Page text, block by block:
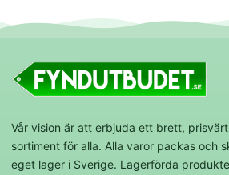
Vår vision är att erbjuda ett brett,
sortiment för alla. Alla varor packas och
eget lager i Sverige. Lagerförda